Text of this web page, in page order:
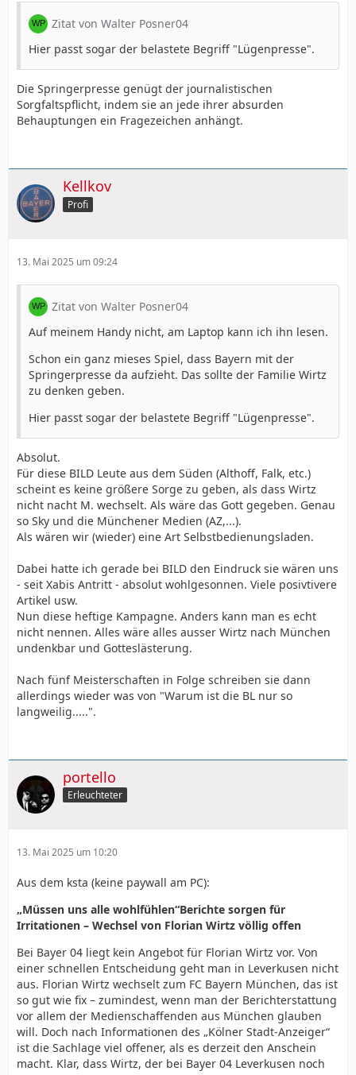
Zitat von Walter Posner04
Hier passt sogar der belastete Begriff "Lügenpresse".
Die Springerpresse genügt der journalistischen
Sorgfaltspflicht, indem sie an jede ihrer absurden
Behauptungen ein Fragezeichen anhängt.
Kellkov
Profi
13. Mai 2025 um 09:24
Zitat von Walter Posner04
Auf meinem Handy nicht, am Laptop kann ich ihn lesen.
Schon ein ganz mieses Spiel, dass Bayern mit der
Springerpresse da aufzieht. Das sollte der Familie Wirtz
zu denken geben.
Hier passt sogar der belastete Begriff "Lügenpresse".
Absolut.
Für diese BILD Leute aus dem Süden (Althoff, Falk, etc.)
scheint es keine größere Sorge zu geben, als dass Wirtz
nicht nacht M. wechselt. Als wäre das Gott gegeben. Genau
so Sky und die Münchener Medien (AZ,...).
Als wären wir (wieder) eine Art Selbstbedienungsladen.
Dabei hatte ich gerade bei BILD den Eindruck sie wären uns
- seit Xabis Antritt - absolut wohlgesonnen. Viele posivtivere
Artikel usw.
Nun diese heftige Kampagne. Anders kann man es echt
nicht nennen. Alles wäre alles ausser Wirtz nach München
undenkbar und Gotteslästerung.
Nach fünf Meisterschaften in Folge schreiben sie dann
allerdings wieder was von "Warum ist die BL nur so
langweilig.....".
portello
Erleuchteter
13. Mai 2025 um 10:20
Aus dem ksta (keine paywall am PC):
„Müssen uns alle wohlfühlen“Berichte sorgen für
Irritationen – Wechsel von Florian Wirtz völlig offen
Bei Bayer 04 liegt kein Angebot für Florian Wirtz vor. Von
einer schnellen Entscheidung geht man in Leverkusen nicht
aus. Florian Wirtz wechselt zum FC Bayern München, das ist
so gut wie fix – zumindest, wenn man der Berichterstattung
vor allem der Medienschaffenden aus München glauben
will. Doch nach Informationen des „Kölner Stadt-Anzeiger“
ist die Sachlage viel offener, als es derzeit den Anschein
macht. Klar, dass Wirtz, der bei Bayer 04 Leverkusen noch